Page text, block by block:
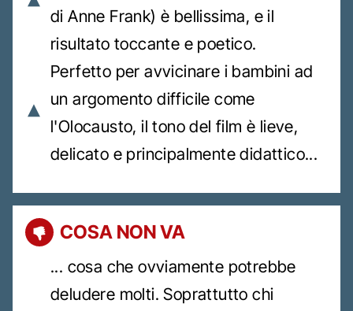
di Anne Frank) è bellissima, e il
risultato toccante e poetico.
Perfetto per avvicinare i bambini ad
un argomento difficile come
l'Olocausto, il tono del film è lieve,
delicato e principalmente didattico...
COSA NON VA
... cosa che ovviamente potrebbe
deludere molti. Soprattutto chi